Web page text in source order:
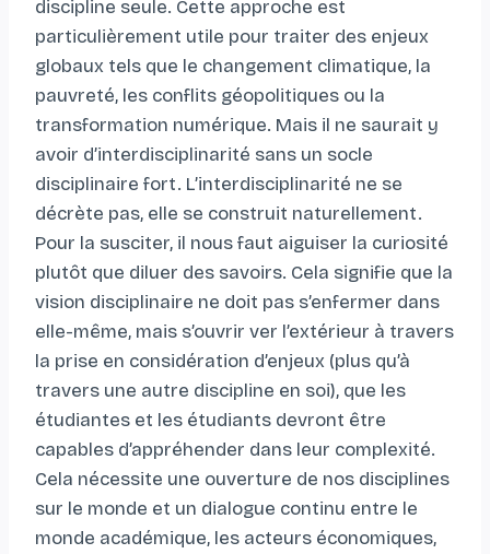
discipline seule. Cette approche est
particulièrement utile pour traiter des enjeux
globaux tels que le changement climatique, la
pauvreté, les conflits géopolitiques ou la
transformation numérique. Mais il ne saurait y
avoir d’interdisciplinarité sans un socle
disciplinaire fort. L’interdisciplinarité ne se
décrète pas, elle se construit naturellement.
Pour la susciter, il nous faut aiguiser la curiosité
plutôt que diluer des savoirs. Cela signifie que la
vision disciplinaire ne doit pas s’enfermer dans
elle-même, mais s’ouvrir ver l’extérieur à travers
la prise en considération d’enjeux (plus qu’à
travers une autre discipline en soi), que les
étudiantes et les étudiants devront être
capables d’appréhender dans leur complexité.
Cela nécessite une ouverture de nos disciplines
sur le monde et un dialogue continu entre le
monde académique, les acteurs économiques,